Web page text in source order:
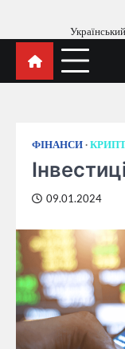
вмісту
ФІНАНСИ
09.01.2024